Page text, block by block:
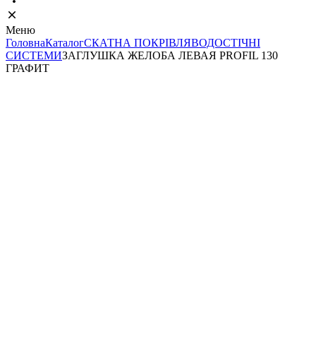
Меню
ГоловнаКаталогСКАТНА ПОКРІВЛЯВОДОСТІЧНІ
СИСТЕМИЗАГЛУШКА ЖЕЛОБА ЛЕВАЯ PROFIL 130
ГРАФИТ